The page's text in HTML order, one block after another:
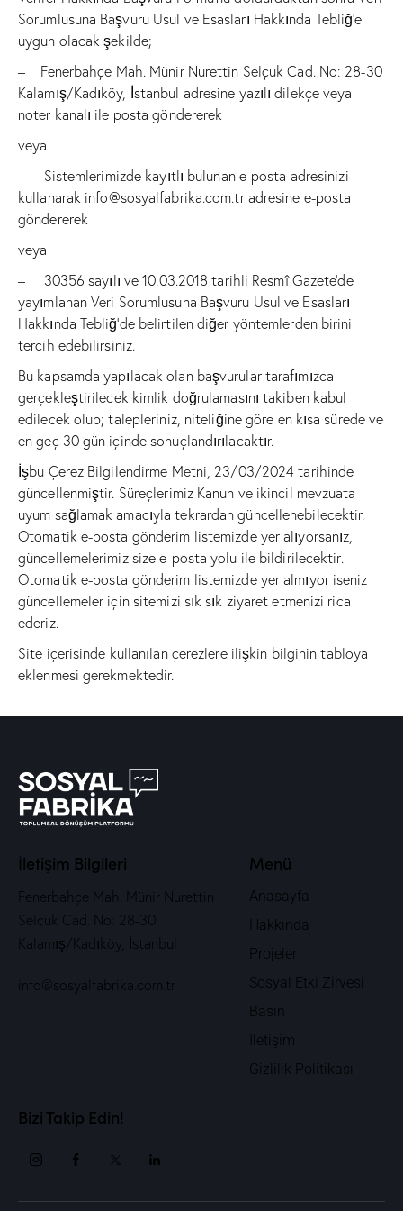
Sorumlusuna Başvuru Usul ve Esasları Hakkında Tebliğ’e
uygun olacak şekilde;
– Fenerbahçe Mah. Münir Nurettin Selçuk Cad. No: 28-30
Kalamış/Kadıköy, İstanbul adresine yazılı dilekçe veya
noter kanalı ile posta göndererek
veya
– Sistemlerimizde kayıtlı bulunan e-posta adresinizi
kullanarak info@sosyalfabrika.com.tradresine e-posta
göndererek
veya
– 30356 sayılı ve 10.03.2018 tarihli Resmî Gazete’de
yayımlanan Veri Sorumlusuna Başvuru Usul ve Esasları
Hakkında Tebliğ’de belirtilen diğer yöntemlerden birini
tercih edebilirsiniz.
Bu kapsamda yapılacak olan başvurular tarafımızca
gerçekleştirilecek kimlik doğrulamasını takiben kabul
edilecek olup; talepleriniz, niteliğine göre en kısa sürede ve
en geç 30 gün içinde sonuçlandırılacaktır.
İşbu Çerez Bilgilendirme Metni, 23/03/2024 tarihinde
güncellenmiştir. Süreçlerimiz Kanun ve ikincil mevzuata
uyum sağlamak amacıyla tekrardan güncellenebilecektir.
Otomatik e-posta gönderim listemizde yer alıyorsanız,
güncellemelerimiz size e-posta yolu ile bildirilecektir.
Otomatik e-posta gönderim listemizde yer almıyor iseniz
güncellemeler için sitemizi sık sık ziyaret etmenizi rica
ederiz.
Site içerisinde kullanılan çerezlere ilişkin bilginin tabloya
eklenmesi gerekmektedir.
İletişim Bilgileri
Fenerbahçe Mah. Münir Nurettin
Selçuk Cad. No: 28-30
Kalamış/Kadıköy, İstanbul
info@sosyalfabrika.com.tr
Menü
Anasayfa
Hakkında
Projeler
Sosyal Etki Zirvesi
Basın
İletişim
Gizlilik Politikası
Bizi Takip Edin!